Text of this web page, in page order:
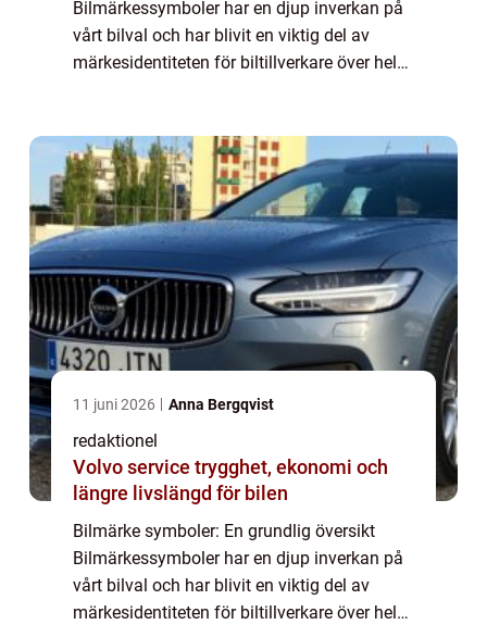
Bilmärkessymboler har en djup inverkan på
vårt bilval och har blivit en viktig del av
märkesidentiteten för biltillverkare över hela
11 juni 2026 Anna Bergqvist
redaktionel
Volvo service trygghet, ekonomi och
längre livslängd för bilen
Bilmärke symboler: En grundlig översikt
Bilmärkessymboler har en djup inverkan på
vårt bilval och har blivit en viktig del av
märkesidentiteten för biltillverkare över hela